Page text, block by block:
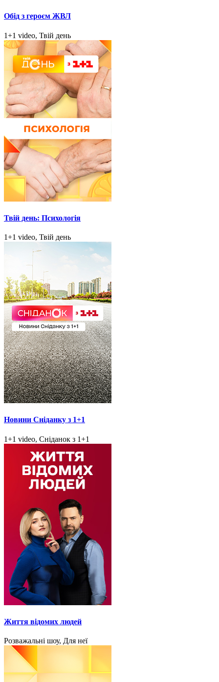
Обід з героєм ЖВЛ
1+1 video, Твій день
Твій день: Психологія
1+1 video, Твій день
Новини Сніданку з 1+1
1+1 video, Сніданок з 1+1
Життя відомих людей
Розважальні шоу, Для неї